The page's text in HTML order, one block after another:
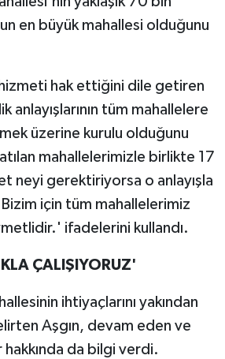
en büyük mahallesi olduğunu
hizmeti hak ettiğini dile getiren
anlayışlarının tüm mahallelere
üzerine kurulu olduğunu
mahallelerimizle birlikte 17
neyi gerektiriyorsa o anlayışla
için tüm mahallelerimiz
ifadelerini kullandı.
ÇALIŞIYORUZ'
ihtiyaçlarını yakından
Aşgın, devam eden ve
da bilgi verdi.